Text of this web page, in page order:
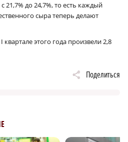
21,7% до 24,7%, то есть каждый
сыра теперь делают
этого года произвели 2,8
Поделиться